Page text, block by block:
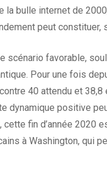
la bulle internet de
peut
scénario favorable,
Pour une fois
40 attendu et
dynamique positive
cette fin d’année 2020
à Washington, qui